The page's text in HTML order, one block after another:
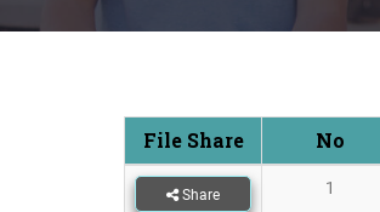
File Share No
Share 1